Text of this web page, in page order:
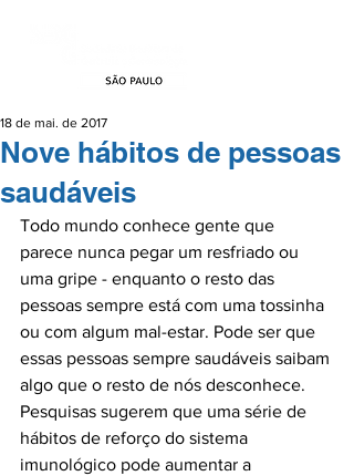
Nove hábitos de pessoas
saudáveis
18 de mai. de 2017
Todo mundo conhece gente que
parece nunca pegar um resfriado ou
uma gripe - enquanto o resto das
pessoas sempre está com uma tossinha
ou com algum mal-estar. Pode ser que
essas pessoas sempre saudáveis saibam
algo que o resto de nós desconhece.
Pesquisas sugerem que uma série de
hábitos de reforço do sistema
imunológico pode aumentar a